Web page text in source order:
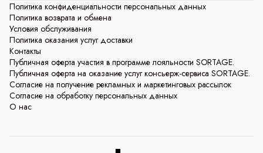
Политика конфиденциальности персональных данных
Политика возврата и обмена
Условия обслуживания
Политика оказания услуг доставки
Контакты
Публичная оферта участия в программе лояльности SORTAGE.
Публичная оферта на оказание услуг консьерж-сервиса SORTAGE.
Согласие на получение рекламных и маркетинговых рассылок
Согласие на обработку персональных данных
О нас